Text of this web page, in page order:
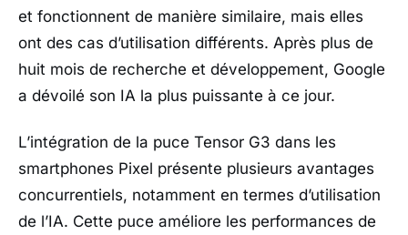
et fonctionnent de manière similaire, mais elles
ont des cas d’utilisation différents. Après plus de
huit mois de recherche et développement, Google
a dévoilé son IA la plus puissante à ce jour.
L’intégration de la puce Tensor G3 dans les
smartphones Pixel présente plusieurs avantages
concurrentiels, notamment en termes d’utilisation
de l’IA. Cette puce améliore les performances de